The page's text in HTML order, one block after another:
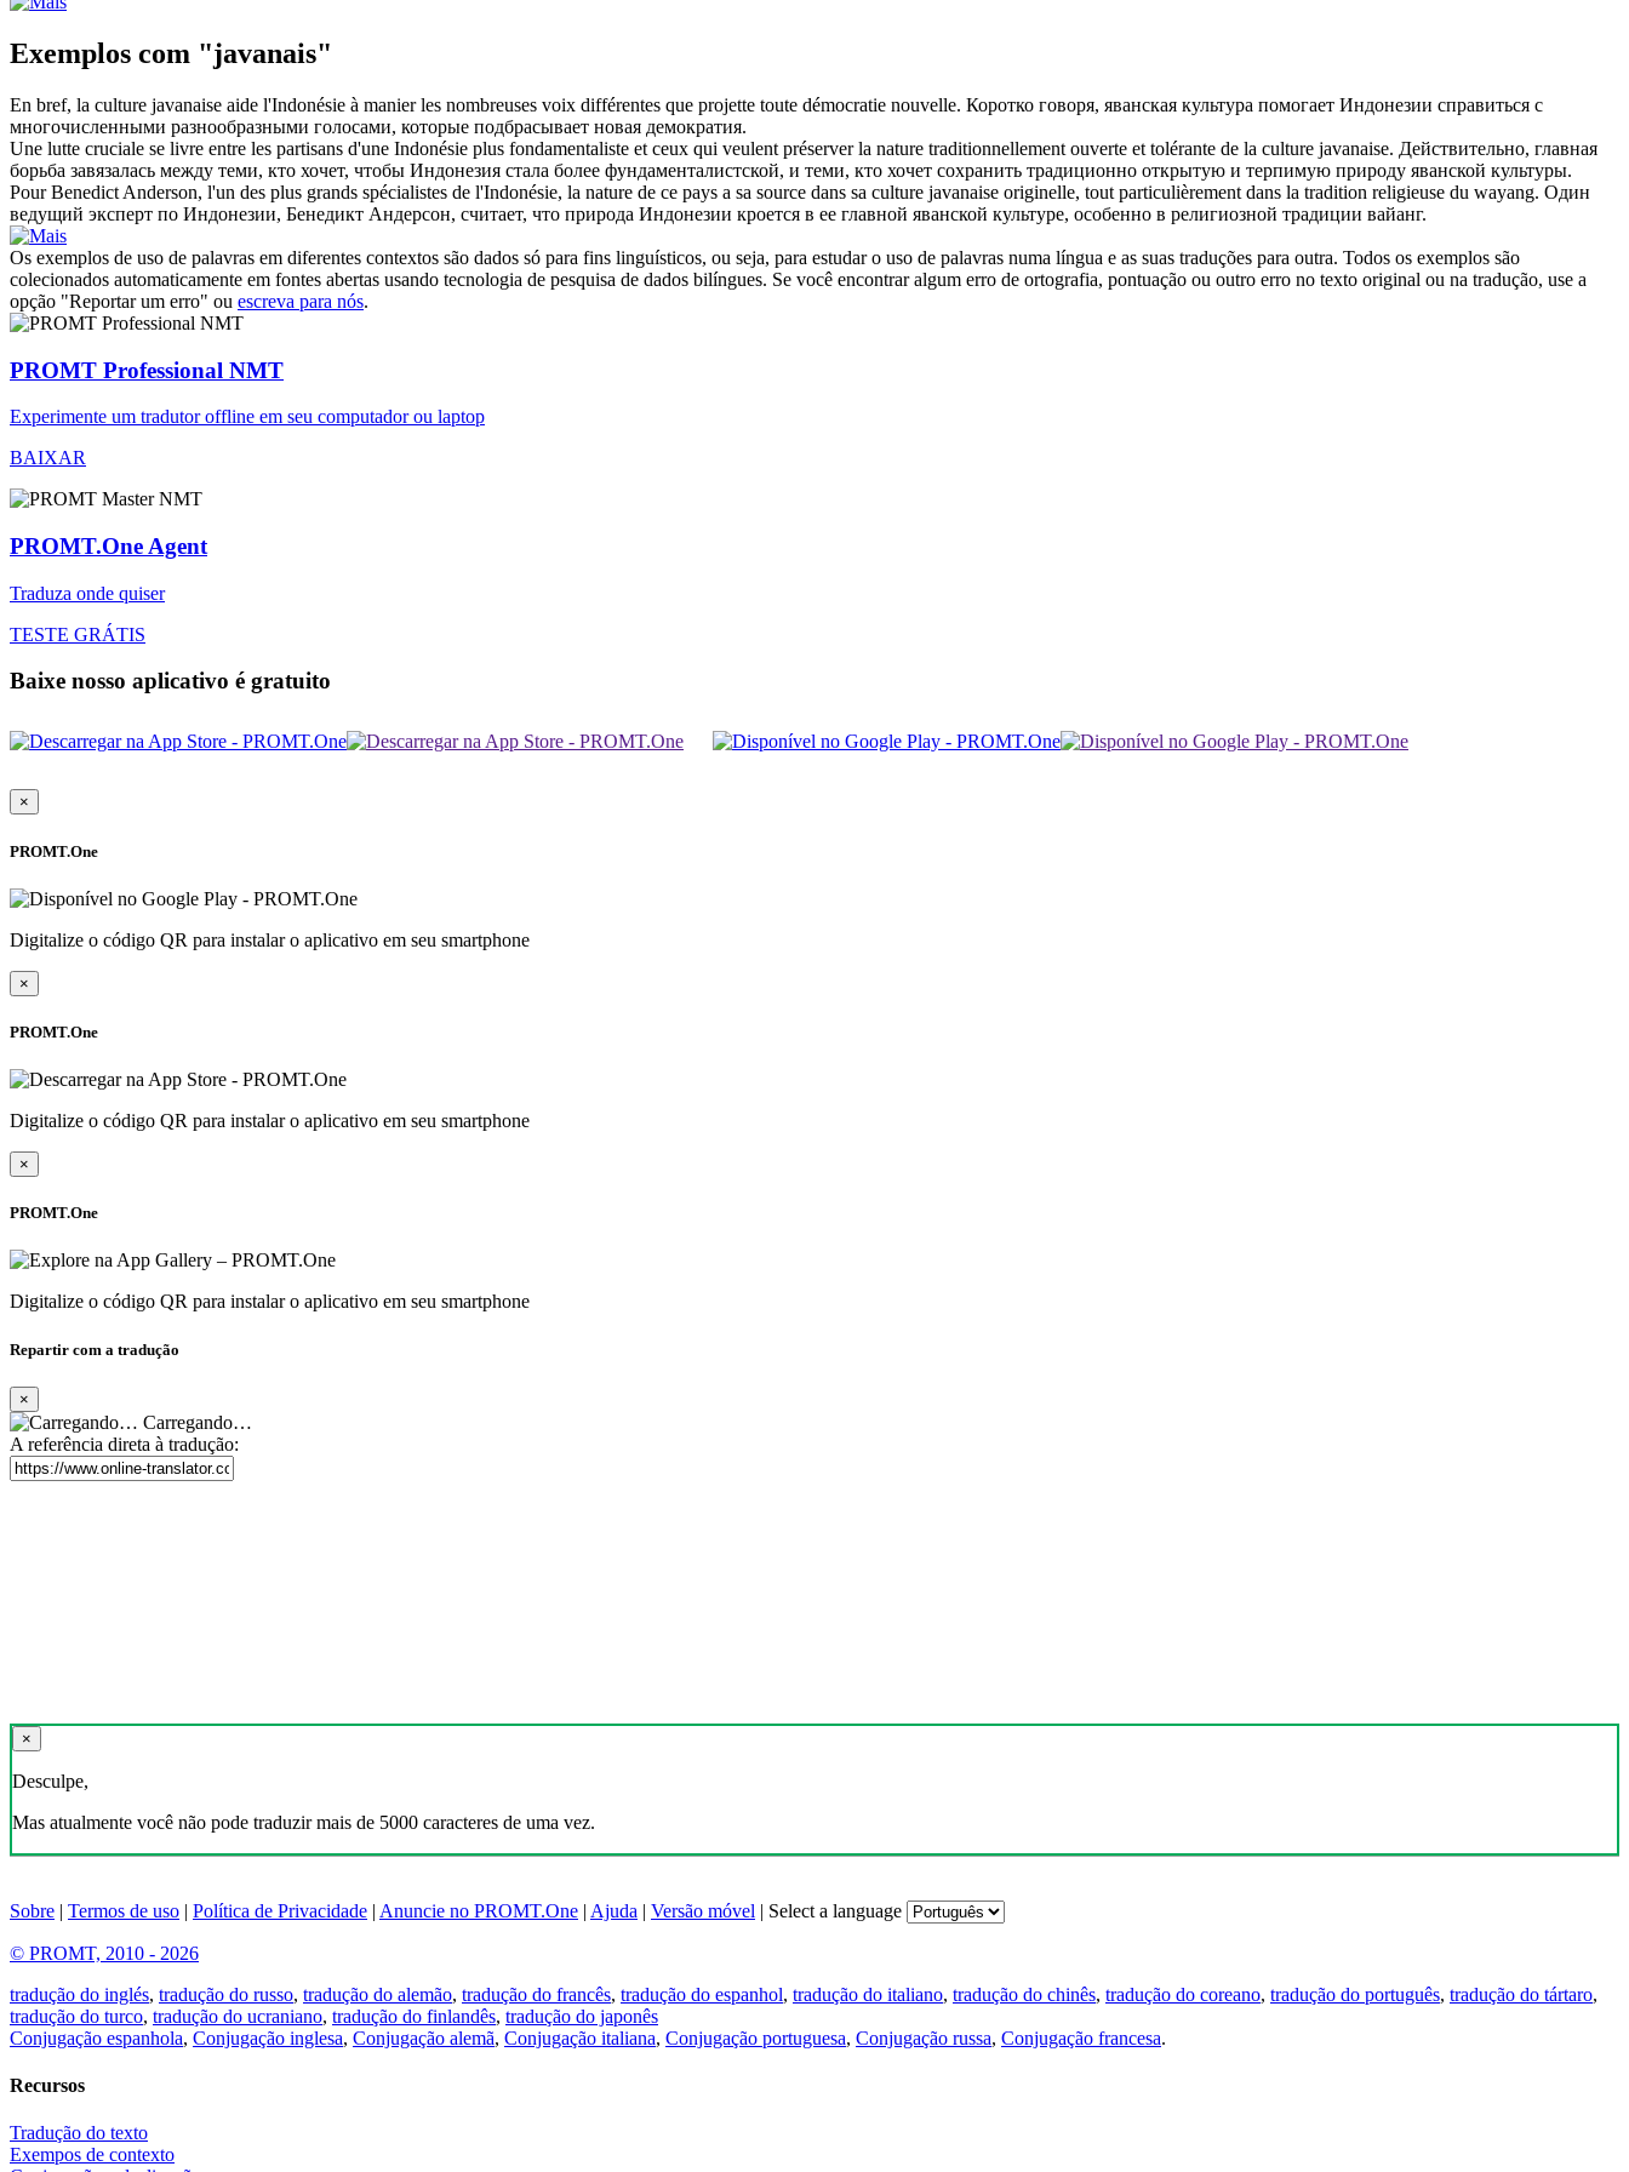
Exemplos com "javanais"
En bref, la culture javanaise aide l'Indonésie à manier les nombreuses voix différentes que projette toute démocratie nouvelle. Коротко говоря, яванская культура помогает Индонезии справиться с
многочисленными разнообразными голосами, которые подбрасывает новая демократия.
Une lutte cruciale se livre entre les partisans d'une Indonésie plus fondamentaliste et ceux qui veulent préserver la nature traditionnellement ouverte et tolérante de la culture javanaise. Действительно, главная
борьба завязалась между теми, кто хочет, чтобы Индонезия стала более фундаменталистской, и теми, кто хочет сохранить традиционно открытую и терпимую природу яванской культуры.
Pour Benedict Anderson, l'un des plus grands spécialistes de l'Indonésie, la nature de ce pays a sa source dans sa culture javanaise originelle, tout particulièrement dans la tradition religieuse du wayang. Один
ведущий эксперт по Индонезии, Бенедикт Андерсон, считает, что природа Индонезии кроется в ее главной яванской культуре, особенно в религиозной традиции вайанг.
Os exemplos de uso de palavras em diferentes contextos são dados só para fins linguísticos, ou seja, para estudar o uso de palavras numa língua e as suas traduções para outra. Todos os exemplos são
colecionados automaticamente em fontes abertas usando tecnologia de pesquisa de dados bilíngues. Se você encontrar algum erro de ortografia, pontuação ou outro erro no texto original ou na tradução, use a
opção "Reportar um erro" ou escreva para nós.
PROMT Professional NMT
Experimente um tradutor offline em seu computador ou laptop
BAIXAR
PROMT.One Agent
Traduza onde quiser
TESTE GRÁTIS
Baixe nosso aplicativo é gratuito
×
PROMT.One
Digitalize o código QR para instalar o aplicativo em seu smartphone
×
PROMT.One
Digitalize o código QR para instalar o aplicativo em seu smartphone
×
PROMT.One
Digitalize o código QR para instalar o aplicativo em seu smartphone
Repartir com a tradução
×
Carregando…
A referência direta à tradução:
×
Desculpe,
Mas atualmente você não pode traduzir mais de 5000 caracteres de uma vez.
Sobre | Termos de uso | Política de Privacidade | Anuncie no PROMT.One | Ajuda | Versão móvel | Select a language
© PROMT, 2010 - 2026
tradução do inglés, tradução do russo, tradução do alemão, tradução do francês, tradução do espanhol, tradução do italiano, tradução do chinês, tradução do coreano, tradução do português, tradução do tártaro,
tradução do turco, tradução do ucraniano, tradução do finlandês, tradução do japonês
Conjugação espanhola, Conjugação inglesa, Conjugação alemã, Conjugação italiana, Conjugação portuguesa, Conjugação russa, Conjugação francesa.
Recursos
Tradução do texto
Exempos de contexto